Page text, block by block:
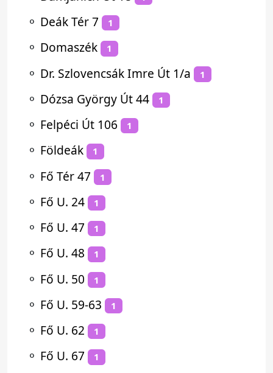
⚬ Deák Tér 7 1
⚬ Domaszék 1
⚬ Dr. Szlovencsák Imre Út 1/a 1
⚬ Dózsa György Út 44 1
⚬ Felpéci Út 106 1
⚬ Földeák 1
⚬ Fő Tér 47 1
⚬ Fő U. 24 1
⚬ Fő U. 47 1
⚬ Fő U. 48 1
⚬ Fő U. 50 1
⚬ Fő U. 59-63 1
⚬ Fő U. 62 1
⚬ Fő U. 67 1